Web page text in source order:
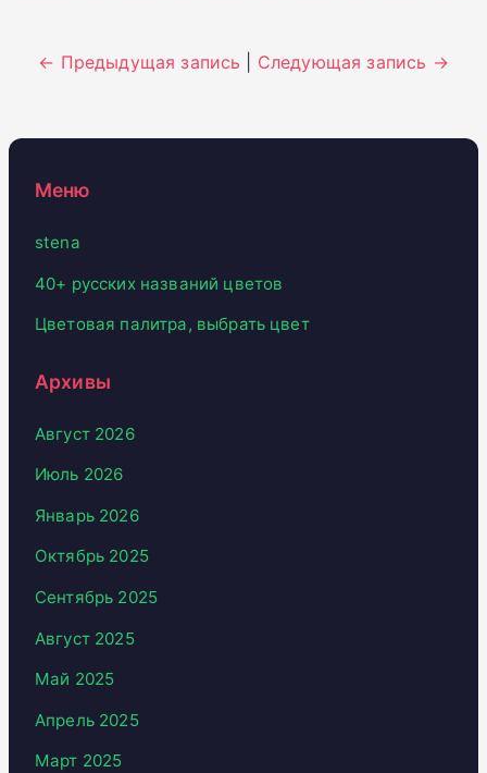
← Предыдущая запись Следующая запись →
Меню
stena
40+ русских названий цветов
Цветовая палитра, выбрать цвет
Архивы
Август 2026
Июль 2026
Январь 2026
Октябрь 2025
Сентябрь 2025
Август 2025
Май 2025
Апрель 2025
Март 2025